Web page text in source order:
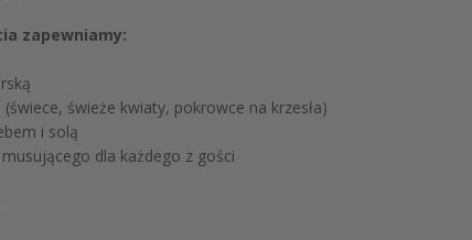
zapewniamy:
(świece, świeże kwiaty, pokrowce na krzesła)
i solą
dla każdego z gości